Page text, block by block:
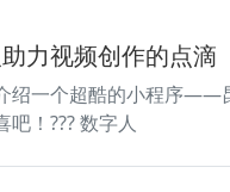
力视频创作的点滴
绍一个超酷的小程序——
！??? 数字人